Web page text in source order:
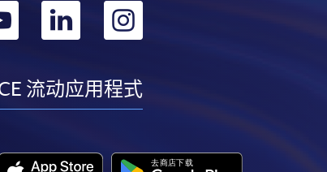
转
youtube
转
linkedin
转
instagram
流动应用程式